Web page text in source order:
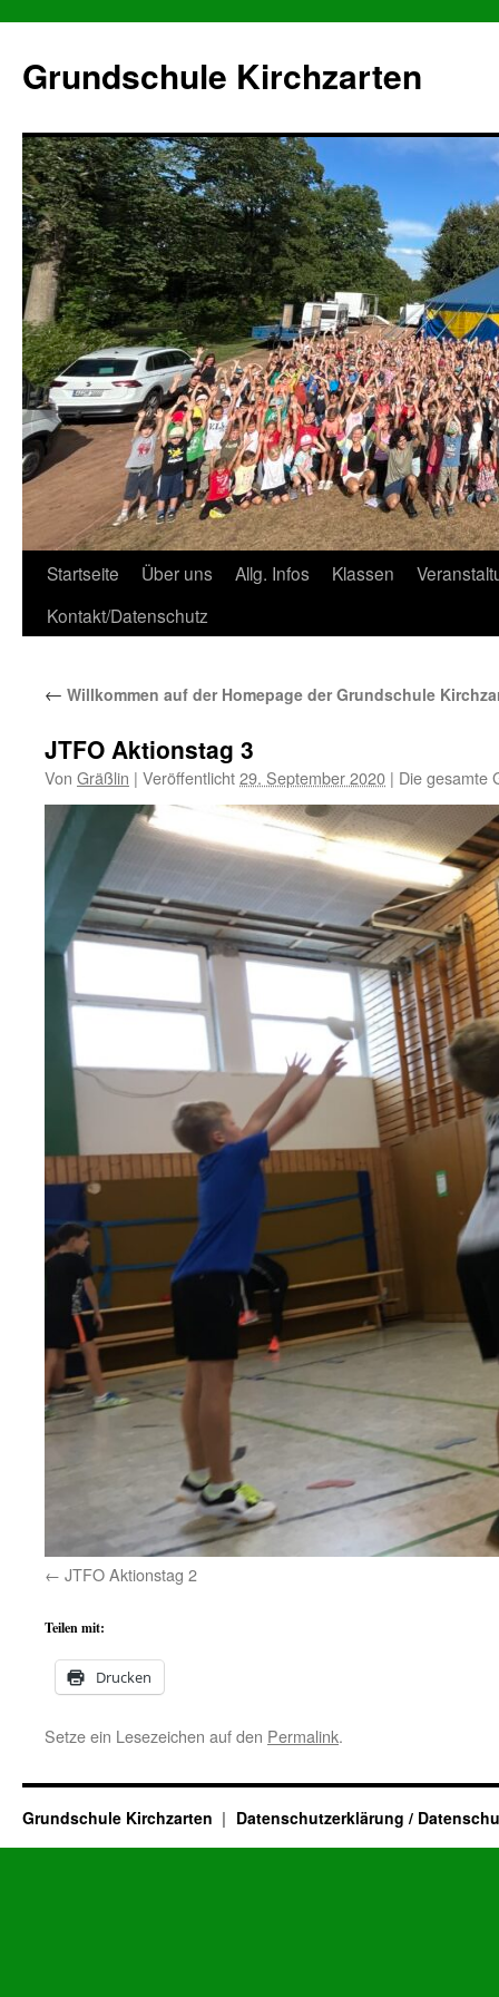
Grundschule Kirchzarten
Zum
Inhalt
Startseite Über uns Allg. Infos Klassen
Kontakt/Datenschutz
← Willkommen auf der Homepage der Grundschule
JTFO Aktionstag 3
Von Gräßlin | Veröffentlicht29. September 2020 | Die gesamte
JTFO Aktionstag 2
Teilen mit:
Drucken
Setze ein Lesezeichen auf den Permalink.
Grundschule Kirchzarten Datenschutzerklärung /